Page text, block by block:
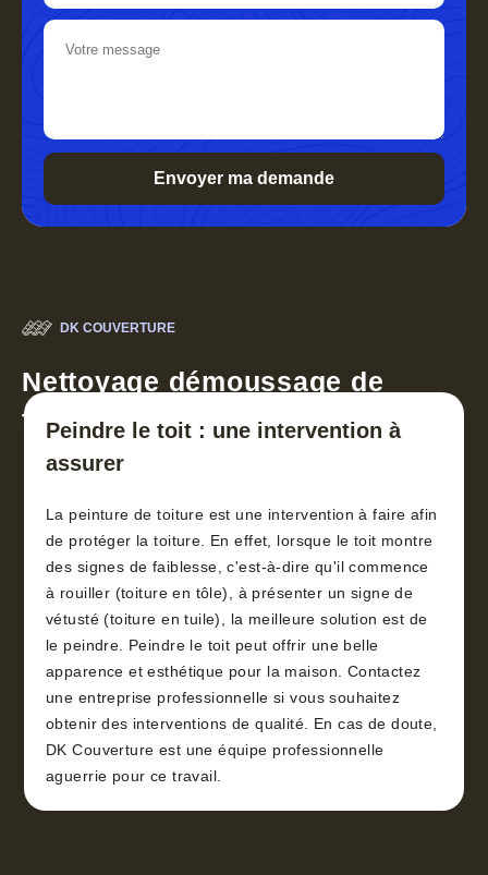
DK COUVERTURE
Nettoyage démoussage de
toiture 30
Peindre le toit : une intervention à
assurer
La peinture de toiture est une intervention à faire afin
de protéger la toiture. En effet, lorsque le toit montre
des signes de faiblesse, c'est-à-dire qu'il commence
à rouiller (toiture en tôle), à présenter un signe de
vétusté (toiture en tuile), la meilleure solution est de
le peindre. Peindre le toit peut offrir une belle
apparence et esthétique pour la maison. Contactez
une entreprise professionnelle si vous souhaitez
obtenir des interventions de qualité. En cas de doute,
DK Couverture est une équipe professionnelle
aguerrie pour ce travail.